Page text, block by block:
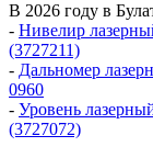
В 2026 году в
- Нивелир
(3727211)
- Дальномер
0960
- Уровень
(3727072)